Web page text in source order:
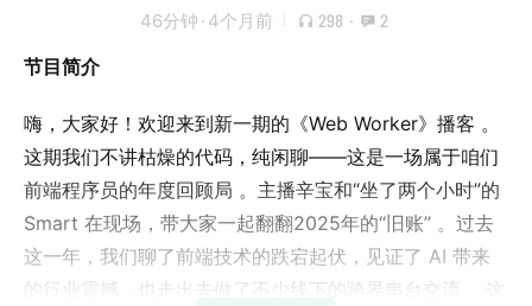
46分钟 · 4个月前 298 · 2
节目简介
嗨，大家好！欢迎来到新一期的《Web Worker》播客 。
这期我们不讲枯燥的代码，纯闲聊——这是一场属于咱们
前端程序员的年度回顾局 。主播辛宝和“坐了两个小时”的
Smart 在现场，带大家一起翻翻2025年的“旧账” 。过去
这一年，我们聊了前端技术的跌宕起伏，见证了 AI 带来
的行业震撼，也走出去做了不少线下的跨界串台交流 。这